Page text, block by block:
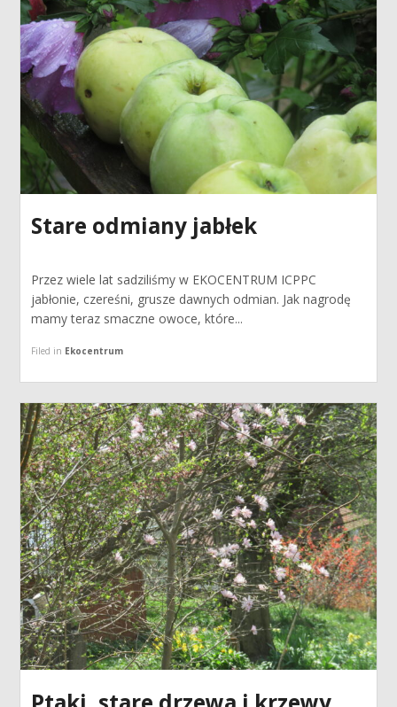
Stare odmiany jabłek
Przez wiele lat sadziliśmy w EKOCENTRUM ICPPC
jabłonie, czereśni, grusze dawnych odmian. Jak nagrodę
mamy teraz smaczne owoce, które...
Filed in Ekocentrum